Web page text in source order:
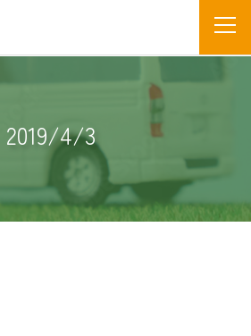
2019/4/3